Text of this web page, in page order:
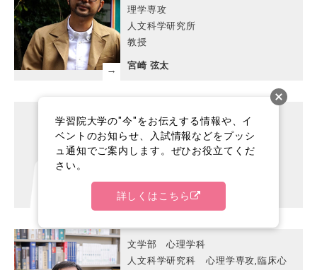
理学専攻
人文科学研究所
教授
宮崎 弦太
文学部 心理学科
助教
柳田 光輝
文学部 心理学科
人文科学研究科 心理学専攻,臨床心
学習院大学の"今"をお伝えする情報や、イ
ベントのお知らせ、入試情報などをプッシ
ュ通知でご案内します。ぜひお役立てくだ
さい。
詳しくはこちら